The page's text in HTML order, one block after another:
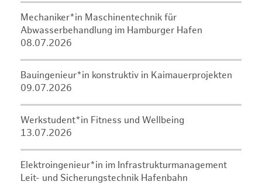
Mechaniker*in Maschinentechnik für
Abwasserbehandlung im Hamburger Hafen
08.07.2026
Bauingenieur*in konstruktiv in Kaimauerprojekten
09.07.2026
Werkstudent*in Fitness und Wellbeing
13.07.2026
Elektroingenieur*in im Infrastrukturmanagement
Leit- und Sicherungstechnik Hafenbahn